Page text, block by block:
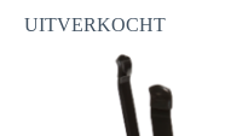
UITVERKOCHT